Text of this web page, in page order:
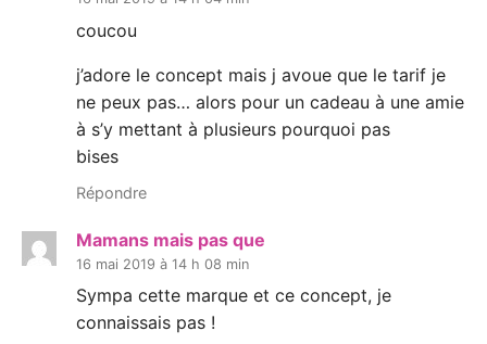
coucou
j’adore le concept mais j avoue que le tarif je
ne peux pas… alors pour un cadeau à une amie
à s’y mettant à plusieurs pourquoi pas
bises
Répondre
Mamans mais pas que
16 mai 2019 à 14 h 08 min
Sympa cette marque et ce concept, je
connaissais pas !